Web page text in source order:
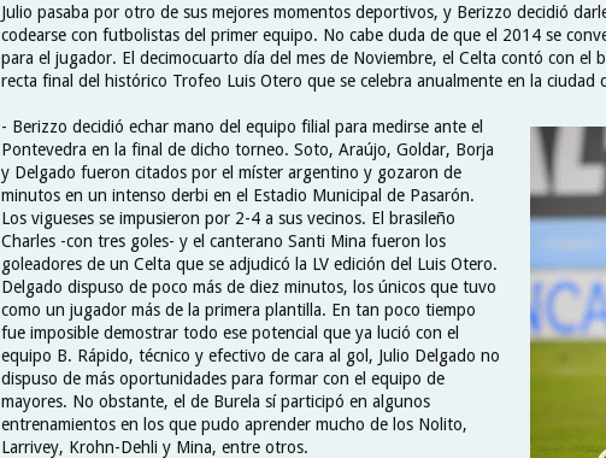
Julio pasaba por otro de sus mejores momentos deportivos, y Berizzo decidió
codearse con futbolistas del primer equipo. No cabe duda de que el 2014 se
para el jugador. El decimocuarto día del mes de Noviembre, el Celta contó con el
recta final del histórico Trofeo Luis Otero que se celebra anualmente en la ciudad
- Berizzo decidió echar mano del equipo filial para medirse ante el
Pontevedra en la final de dicho torneo. Soto, Araújo, Goldar, Borja
y Delgado fueron citados por el míster argentino y gozaron de
minutos en un intenso derbi en el Estadio Municipal de Pasarón.
Los vigueses se impusieron por 2-4 a sus vecinos. El brasileño
Charles -con tres goles- y el canterano Santi Mina fueron los
goleadores de un Celta que se adjudicó la LV edición del Luis Otero.
Delgado dispuso de poco más de diez minutos, los únicos que tuvo
como un jugador más de la primera plantilla. En tan poco tiempo
fue imposible demostrar todo ese potencial que ya lució con el
equipo B. Rápido, técnico y efectivo de cara al gol, Julio Delgado no
dispuso de más oportunidades para formar con el equipo de
mayores. No obstante, el de Burela sí participó en algunos
entrenamientos en los que pudo aprender mucho de los Nolito,
Larrivey, Krohn-Dehli y Mina, entre otros.